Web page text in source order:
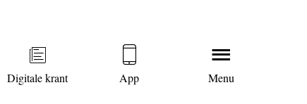
Digitale krant App Menu